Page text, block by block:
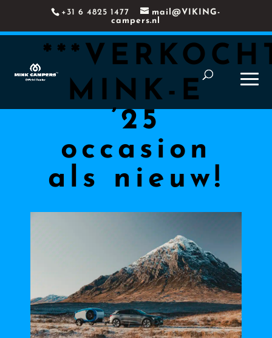
+31 6 4825 1477
mail@VIKING-
campers.nl
MINK-E
’25
occasion
als nieuw!